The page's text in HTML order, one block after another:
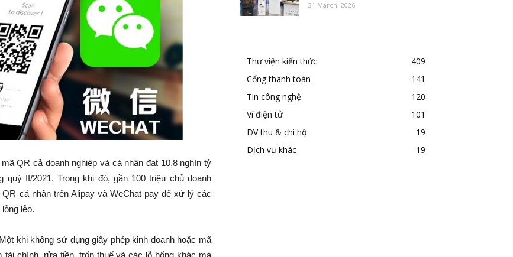
QR cả doanh nghiệp và cá nhân đạt 10,8 nghìn tỷ
II/2021. Trong khi đó, gần 100 triệu chủ doanh
cá nhân trên Alipay và WeChat pay để xử lý các
lẻo.
khi không sử dụng giấy phép kinh doanh hoặc mã
chính, rửa tiền, trốn thuế và các lỗ hổng khác mà
21 March, 2026
Thư viện kiến thức
409
Cổng thanh toán
141
Tin công nghệ
120
Ví điện tử
101
DV thu & chi hộ
19
Dịch vụ khác
19